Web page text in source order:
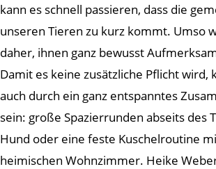
kann es schnell passieren, dass die
unseren Tieren zu kurz kommt. Umso
daher, ihnen ganz bewusst
Damit es keine zusätzliche Pflicht wird,
auch durch ein ganz entspanntes
sein: große Spazierrunden abseits des
Hund oder eine feste Kuschelroutine
heimischen Wohnzimmer. Heike